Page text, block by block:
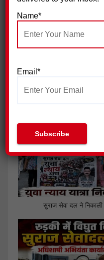
जिला प्रेस क्लब हरिद्वार ने की
सुराज सेवा दल ने निकाली
Name*
Email*